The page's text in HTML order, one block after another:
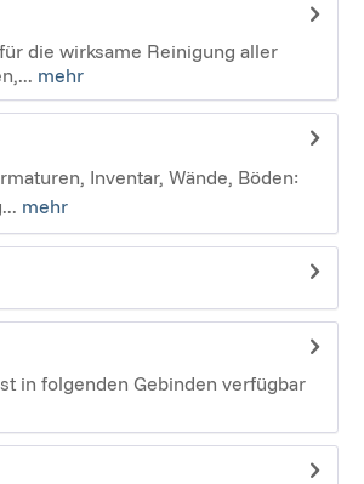
die wirksame Reinigung aller
mehr
Inventar, Wände, Böden:
mehr
in folgenden Gebinden verfügbar